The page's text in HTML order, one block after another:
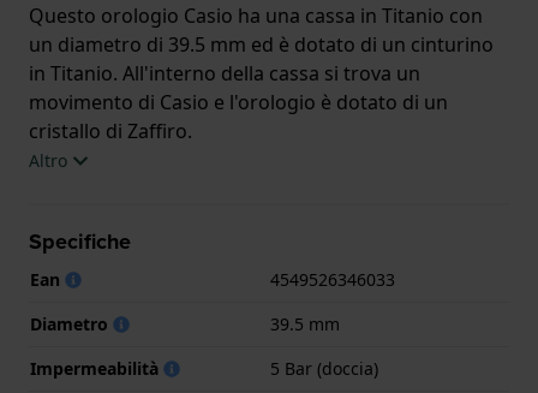
Questo orologio Casio ha una cassa in Titanio con
un diametro di 39.5 mm ed è dotato di un cinturino
in Titanio. All'interno della cassa si trova un
movimento di Casio e l'orologio è dotato di un
cristallo di Zaffiro.
fornito con 2 Anni di garanzia.
Altro
Specifiche
Ean
4549526346033
Diametro
39.5 mm
Impermeabilità
5 Bar (doccia)